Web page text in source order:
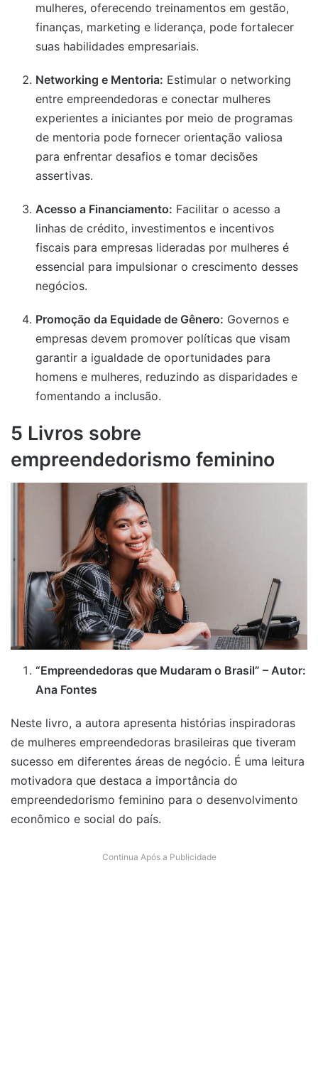
mulheres, oferecendo treinamentos em gestão,
finanças, marketing e liderança, pode fortalecer
suas habilidades empresariais.
Networking e Mentoria: Estimular o networking
entre empreendedoras e conectar mulheres
experientes a iniciantes por meio de programas
de mentoria pode fornecer orientação valiosa
para enfrentar desafios e tomar decisões
assertivas.
Acesso a Financiamento: Facilitar o acesso a
linhas de crédito, investimentos e incentivos
fiscais para empresas lideradas por mulheres é
essencial para impulsionar o crescimento desses
negócios.
Promoção da Equidade de Gênero: Governos e
empresas devem promover políticas que visam
garantir a igualdade de oportunidades para
homens e mulheres, reduzindo as disparidades e
fomentando a inclusão.
5 Livros sobre
empreendedorismo feminino
“Empreendedoras que Mudaram o Brasil” – Autor:
Ana Fontes
Neste livro, a autora apresenta histórias inspiradoras
de mulheres empreendedoras brasileiras que tiveram
sucesso em diferentes áreas de negócio. É uma leitura
motivadora que destaca a importância do
empreendedorismo feminino para o desenvolvimento
econômico e social do país.
Continua Após a Publicidade